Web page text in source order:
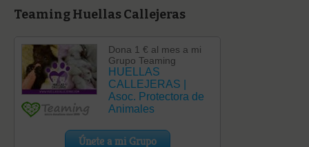
Teaming Huellas Callejeras